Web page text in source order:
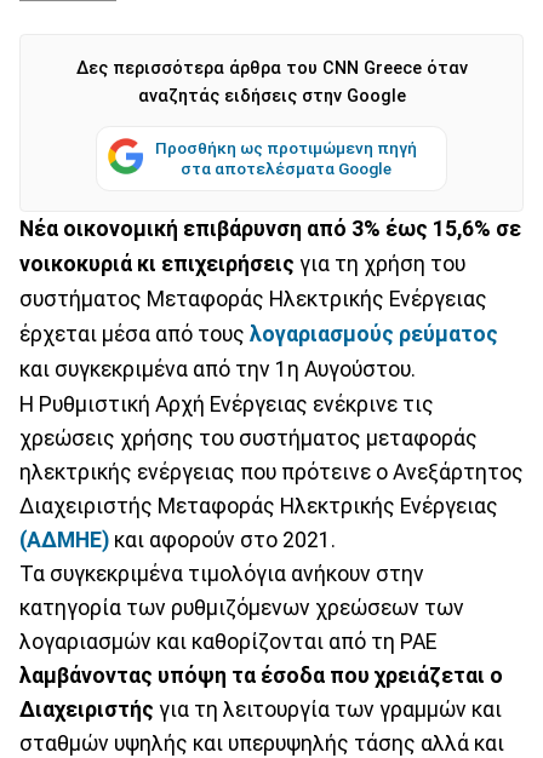
Δες περισσότερα άρθρα του CNN Greece όταν
αναζητάς ειδήσεις στην Google
Προσθήκη ως προτιμώμενη πηγή
στα αποτελέσματα Google
Νέα οικονομική επιβάρυνση από 3% έως 15,6% σε
νοικοκυριά κι επιχειρήσεις για τη χρήση του
συστήματος Μεταφοράς Ηλεκτρικής Ενέργειας
έρχεται μέσα από τους λογαριασμούς ρεύματος
και συγκεκριμένα από την 1η Αυγούστου.
Η Ρυθμιστική Αρχή Ενέργειας ενέκρινε τις
χρεώσεις χρήσης του συστήματος μεταφοράς
ηλεκτρικής ενέργειας που πρότεινε ο Ανεξάρτητος
Διαχειριστής Μεταφοράς Ηλεκτρικής Ενέργειας
(ΑΔΜΗΕ) και αφορούν στο 2021.
Τα συγκεκριμένα τιμολόγια ανήκουν στην
κατηγορία των ρυθμιζόμενων χρεώσεων των
λογαριασμών και καθορίζονται από τη ΡΑΕ
λαμβάνοντας υπόψη τα έσοδα που χρειάζεται ο
Διαχειριστής για τη λειτουργία των γραμμών και
σταθμών υψηλής και υπερυψηλής τάσης αλλά και